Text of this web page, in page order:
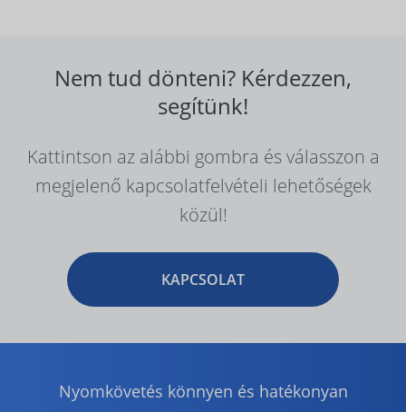
Nem tud dönteni? Kérdezzen,
segítünk!
Kattintson az alábbi gombra és válasszon a
megjelenő kapcsolatfelvételi lehetőségek
közül!
KAPCSOLAT
Nyomkövetés könnyen és hatékonyan